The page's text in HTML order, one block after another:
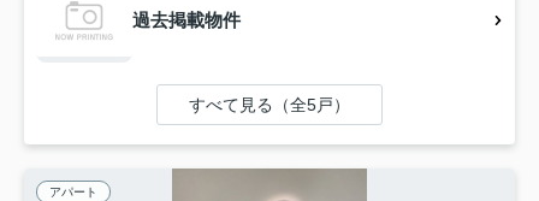
過去掲載物件
すべて見る（全5戸）
アパート